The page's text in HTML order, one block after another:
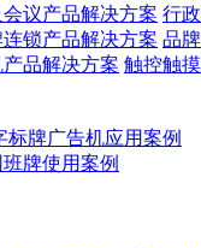
议产品解决方案 行政
锁产品解决方案 品牌
品解决方案 触控触摸
标牌广告机应用案例
牌使用案例